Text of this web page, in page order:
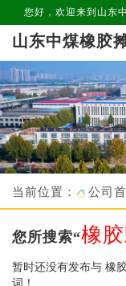
您好，欢迎来到山东
山东中煤橡胶
当前位置： 公司
您所搜索“橡
暂时还没有发布与 橡
词！